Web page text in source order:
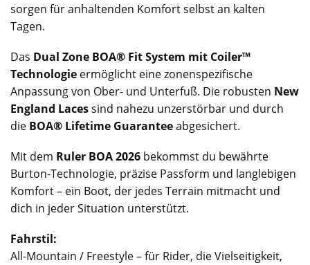
sorgen für anhaltenden Komfort selbst an kalten
Tagen.
Das Dual Zone BOA® Fit System mit Coiler™
Technologie ermöglicht eine zonenspezifische
Anpassung von Ober- und Unterfuß. Die robusten New
England Lacessind nahezu unzerstörbar und durch
die BOA® Lifetime Guaranteeabgesichert.
Mit dem Ruler BOA 2026 bekommst du bewährte
Burton-Technologie, präzise Passform und langlebigen
Komfort – ein Boot, der jedes Terrain mitmacht und
dich in jeder Situation unterstützt.
Fahrstil:
All-Mountain / Freestyle – für Rider, die Vielseitigkeit,